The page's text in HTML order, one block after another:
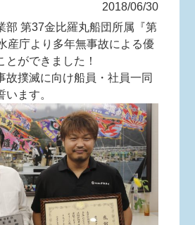
2018/06/30
部 第37金比羅丸船団所属『第
産庁より多年無事故による優
とができました！
故撲滅に向け船員・社員一同
ます。